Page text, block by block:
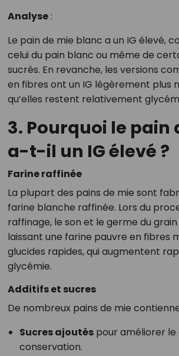
Analyse:
Le pain de mie blanc a un IG élevé,
celui du pain blanc ou même de
sucrés. En revanche, les versions
en fibres ont un IG légèrement plus
qu’elles restent relativement
3. Pourquoi le pain
a-t-il un IG élevé ?
Farine raffinée
La plupart des pains de mie sont
farine blanche raffinée. Lors du
raffinage, le son et le germe du
laissant une farine pauvre en fibres
glucides rapides, qui augmentent
glycémie.
Additifs et sucres
De nombreux pains de mie
Sucres ajoutéspour améliorer le
conservation.